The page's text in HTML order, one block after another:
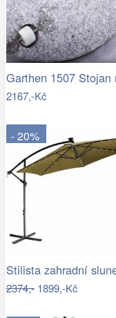
2167,-Kč
- 20%
2374,-1899,-Kč